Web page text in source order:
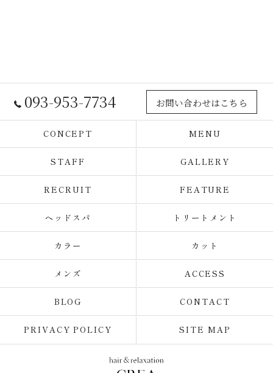
093-953-7734 お問い合わせはこちら
CONCEPT MENU
STAFF GALLERY
RECRUIT FEATURE
ヘッドスパ トリートメント
カラー カット
メンズ ACCESS
BLOG CONTACT
PRIVACY POLICY SITE MAP